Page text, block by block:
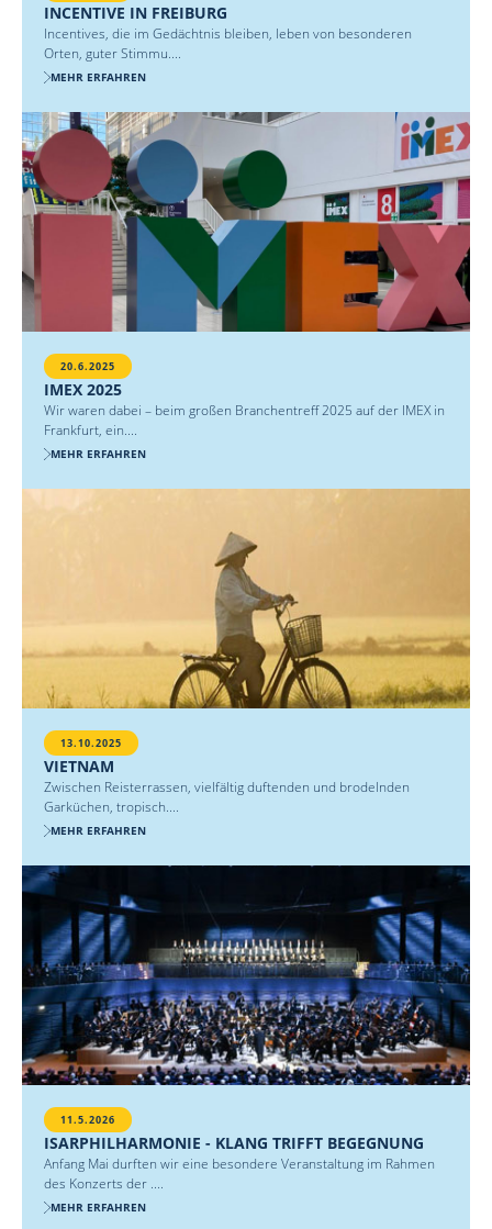
INCENTIVE IN FREIBURG
Incentives, die im Gedächtnis bleiben, leben von besonderen
Orten, guter Stimmu....
MEHR ERFAHREN
20.6.2025
IMEX 2025
Wir waren dabei – beim großen Branchentreff 2025 auf der IMEX in
Frankfurt, ein....
MEHR ERFAHREN
13.10.2025
VIETNAM
Zwischen Reisterrassen, vielfältig duftenden und brodelnden
Garküchen, tropisch....
MEHR ERFAHREN
11.5.2026
ISARPHILHARMONIE - KLANG TRIFFT BEGEGNUNG
Anfang Mai durften wir eine besondere Veranstaltung im Rahmen
des Konzerts der ....
MEHR ERFAHREN